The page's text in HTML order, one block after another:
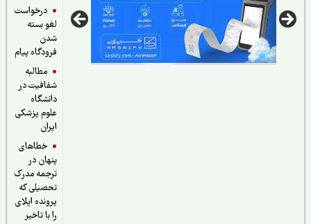
درخواست
لغو بسته
فرودگاه پیام
مطالبه
شفافیت در
دانشگاه
علوم پزشکی
خطاهای
پنهان در
ترجمه مدرک
تحصیلی که
پرونده اپلای
را با تاخیر